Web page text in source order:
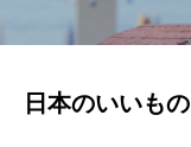
日本のいいも